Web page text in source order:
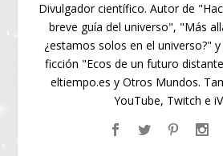
Divulgador científico. Autor de
breve guía del universo", "Más
¿estamos solos en el universo?"
ficción "Ecos de un futuro
eltiempo.es y Otros Mundos.
YouTube, Twitch e